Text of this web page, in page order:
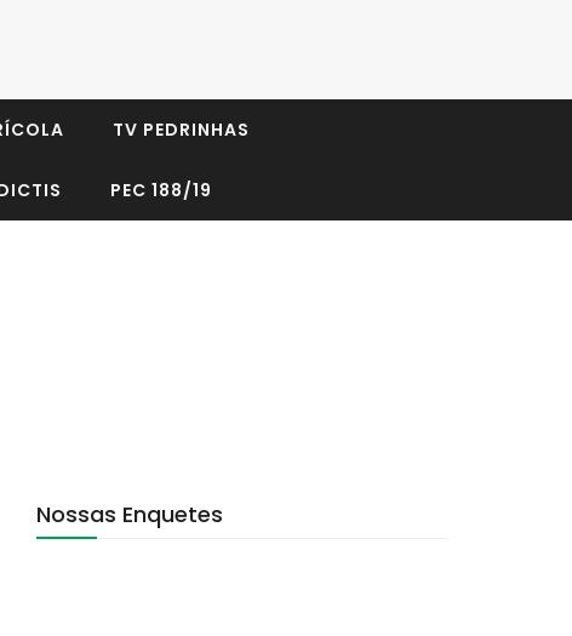
TV PEDRINHAS
PEC 188/19
Nossas Enquetes